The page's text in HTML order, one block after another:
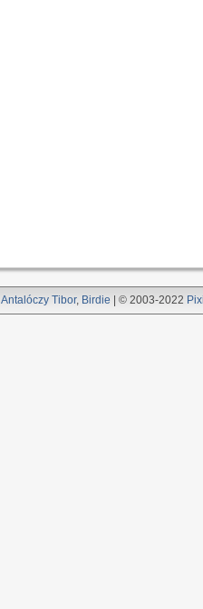
Antalóczy Tibor, Birdie | © 2003-2022